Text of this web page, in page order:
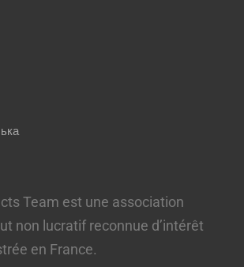
Team est une association
non lucratif reconnue d’intérêt
en France.